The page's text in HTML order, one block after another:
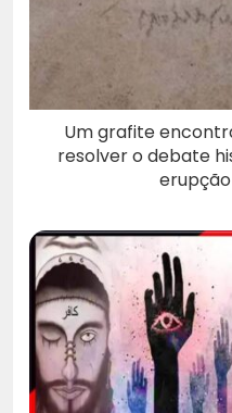
Um grafite
resolver o debate